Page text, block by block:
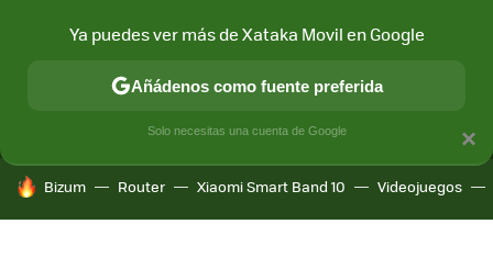
MÓVIL Y SOCIEDAD APLICACIONES
HOY SE HABLA DE
Bizum Router Xiaomi Smart Band 10 Videojuegos
×
Ya puedes ver más de Xataka Movil en Google
Añádenos como fuente preferida
Solo necesitas una cuenta de Google